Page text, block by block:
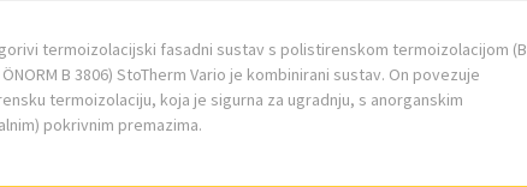
termoizolacijski fasadni sustav s polistirenskom termoizolacijom (B
B 3806) StoTherm Vario je kombinirani sustav. On povezuje
termoizolaciju, koja je sigurna za ugradnju, s anorganskim
pokrivnim premazima.